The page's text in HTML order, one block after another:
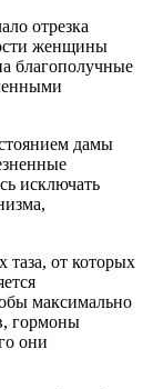
отрезка
женщины
благополучные
дамы
исключать
таза, от которых
максимально
гормоны
они